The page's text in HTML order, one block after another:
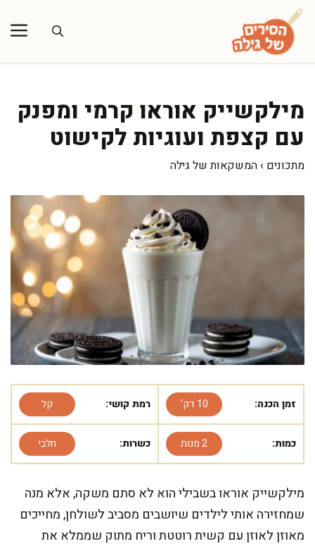
לדלג
לתוכן
מילקשייק אוראו קרמי ומפנק
עם קצפת ועוגיות לקישוט
מתכונים › המשקאות של גילה
זמן הכנה: 10 דק' רמת קושי: קל
כמות: 2 מנות כשרות: חלבי
מילקשייק אוראו בשבילי הוא לא סתם משקה, אלא מנה
שמחזירה אותי לילדים שיושבים מסביב לשולחן, מחייכים
מאוזן לאוזן עם קשית רוטטת וריח מתוק שממלא את